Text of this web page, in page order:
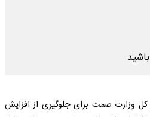
کل وزارت صمت برای جلوگیری از افزایش